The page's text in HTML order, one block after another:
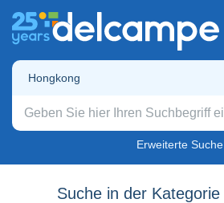
Hongkong
Erweiterte Suche
Suche in der Kategorie